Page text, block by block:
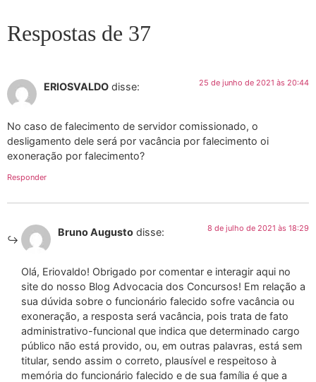
Respostas de 37
ERIOSVALDO disse: 25 de junho de 2021 às 20:44
No caso de falecimento de servidor comissionado, o
desligamento dele será por vacância por falecimento oi
exoneração por falecimento?
Responder
Bruno Augusto disse: 8 de julho de 2021 às 18:29
Olá, Eriovaldo! Obrigado por comentar e interagir aqui no
site do nosso Blog Advocacia dos Concursos! Em relação a
sua dúvida sobre o funcionário falecido sofre vacância ou
exoneração, a resposta será vacância, pois trata de fato
administrativo-funcional que indica que determinado cargo
público não está provido, ou, em outras palavras, está sem
titular, sendo assim o correto, plausível e respeitoso à
memória do funcionário falecido e de sua família é que a